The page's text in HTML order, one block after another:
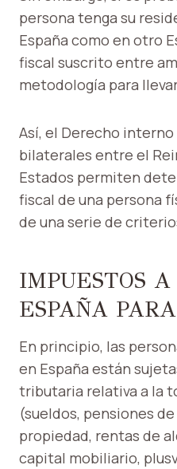
persona tenga su
España como en otro
fiscal suscrito entre
metodología para
Así, el Derecho
bilaterales entre el
Estados permiten
fiscal de una persona
de una serie de
IMPUESTOS
ESPAÑA
En principio, las
en España están
tributaria relativa a la
(sueldos, pensiones
propiedad, rentas de
capital mobiliario,